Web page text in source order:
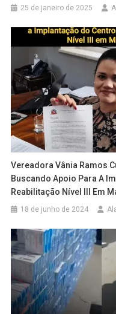
25 de janeiro de 2025
Vereadora Vânia Ramos
Buscando Apoio Para A
Reabilitação Nível III Em
18 de junho de 2024